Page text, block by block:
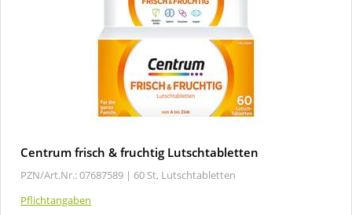
Centrum frisch & fruchtig Lutschtabletten
PZN/Art.Nr.: 07687589 | 60 St, Lutschtabletten
Pflichtangaben